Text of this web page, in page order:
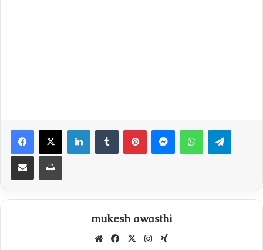
Facebook
X LinkedInTumblr PinterestMessengerWhatsApp
Share via Email Print
mukesh awasthi
WebsiteFacebook
X Instagram